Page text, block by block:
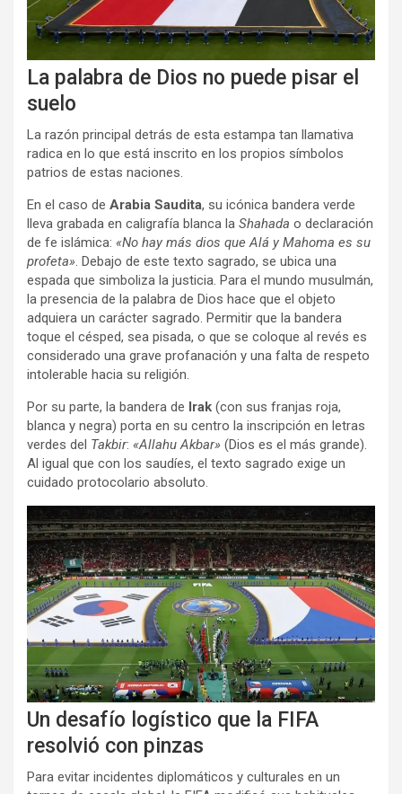
La palabra de Dios no puede pisar el
suelo
La razón principal detrás de esta estampa tan llamativa
radica en lo que está inscrito en los propios símbolos
patrios de estas naciones.
En el caso de Arabia Saudita, su icónica bandera verde
lleva grabada en caligrafía blanca la Shahada o declaración
de fe islámica: «No hay más dios que Alá y Mahoma es su
profeta». Debajo de este texto sagrado, se ubica una
espada que simboliza la justicia. Para el mundo musulmán,
la presencia de la palabra de Dios hace que el objeto
adquiera un carácter sagrado. Permitir que la bandera
toque el césped, sea pisada, o que se coloque al revés es
considerado una grave profanación y una falta de respeto
intolerable hacia su religión.
Por su parte, la bandera de Irak (con sus franjas roja,
blanca y negra) porta en su centro la inscripción en letras
verdes del Takbir: «Allahu Akbar» (Dios es el más grande).
Al igual que con los saudíes, el texto sagrado exige un
cuidado protocolario absoluto.
Un desafío logístico que la FIFA
resolvió con pinzas
Para evitar incidentes diplomáticos y culturales en un